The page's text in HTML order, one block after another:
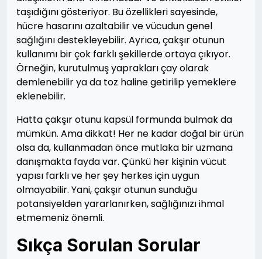
taşıdığını gösteriyor. Bu özellikleri sayesinde,
hücre hasarını azaltabilir ve vücudun genel
sağlığını destekleyebilir. Ayrıca, çakşır otunun
kullanımı bir çok farklı şekillerde ortaya çıkıyor.
Örneğin, kurutulmuş yaprakları çay olarak
demlenebilir ya da toz haline getirilip yemeklere
eklenebilir.
Hatta çakşır otunu kapsül formunda bulmak da
mümkün. Ama dikkat! Her ne kadar doğal bir ürün
olsa da, kullanmadan önce mutlaka bir uzmana
danışmakta fayda var. Çünkü her kişinin vücut
yapısı farklı ve her şey herkes için uygun
olmayabilir. Yani, çakşır otunun sunduğu
potansiyelden yararlanırken, sağlığınızı ihmal
etmemeniz önemli.
Sıkça Sorulan Sorular